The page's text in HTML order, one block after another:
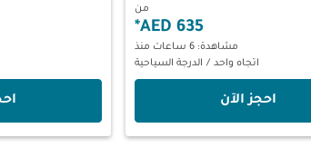
من
635 AED
*
مشاهدة: 6 ساعات منذ
اتجاه واحد / الدرجة السياحية
‫احجز الآن‬